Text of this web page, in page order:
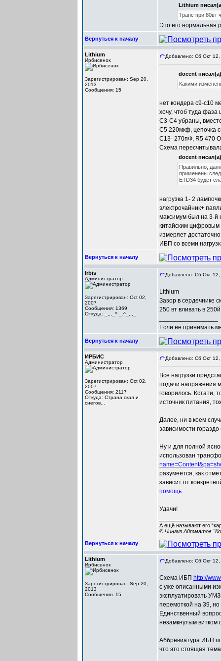
Lithium
Транс при 80вт
Это его нормальная
Вернуться к началу
Lithium
Ирбисенок
Зарегистрирован: Sep 20,
2013
Сообщения: 15
Добавлено: Сб Окт
docent
Какими
нет кондера с9-с10
хочу, чтоб туда
С3-С4 убраны,
C5 220мкф, цепочка
С13- 270пФ, R5 470
Схема
docent
Правильно,
применены
ETD34 будет
нагрузка 1- 2
электрочайник+
максимум был на 3-й
китайским цифровым
измеряет
ИБП со всеми
Вернуться к началу
Irbis
Администратор
Зарегистрирован: Oct 02,
2007
Сообщения: 1369
Откуда: _,,,_^._.^_,,,_
Добавлено: Сб Окт
Lithium
Зазор в сердечнике
250 вт вливать в
Если не принимать
Вернуться к началу
ИРБИС
Администратор
Зарегистрирован: Oct 02,
2007
Сообщения: 2117
Откуда: Cтрана скал и
снегов...
Добавлено: Сб Окт
Все нагрузки
подачи напряжения
говорилось. Кстати,
источник питания,
Далее, ни в коем
зависимости
Ну и для полной
использован
разумеется, как
зависит от
помощь
Удачи!
А ещё называют его
© Чингиз Айтматов
Вернуться к началу
Lithium
Ирбисенок
Зарегистрирован: Sep 20,
2013
Сообщения: 15
Добавлено: Сб Окт
Схема ИБП http://
с уже описанными
эксплуатировать
перемоткой на 39,
Единственный
незамкнутым витком
Аббревиатура ИБП
что это стоящая